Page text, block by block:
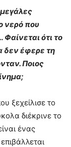
νερό που
ότι το
δεν έφερε τη
Ποιος
ξεχείλισε το
διέκρινε το
ένας